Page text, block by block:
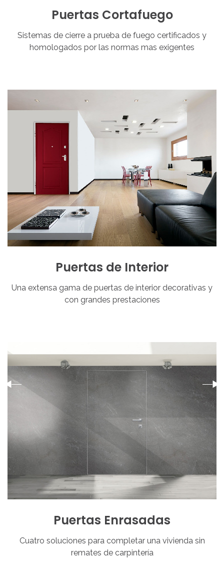
Puertas Cortafuego
Sistemas de cierre a prueba de fuego certificados y
homologados por las normas mas exigentes
Puertas de Interior
Una extensa gama de puertas de interior decorativas y
con grandes prestaciones
Puertas Enrasadas
Cuatro soluciones para completar una vivienda sin
remates de carpintería